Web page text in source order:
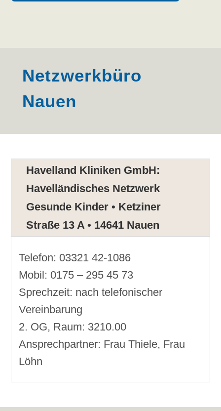
Netzwerkbüro
Nauen
Havelland Kliniken GmbH:
Havelländisches Netzwerk
Gesunde Kinder • Ketziner
Straße 13 A • 14641 Nauen
Telefon: 03321 42-1086
Mobil: 0175 – 295 45 73
Sprechzeit: nach telefonischer
Vereinbarung
2. OG, Raum: 3210.00
Ansprechpartner: Frau Thiele, Frau
Löhn